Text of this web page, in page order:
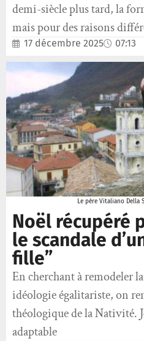
demi-siècle plus tard, la
mais pour des raisons
17 décembre 2025 07:13
Le père Vitaliano Della
Noël récupéré
le scandale
fille”
En cherchant à remodeler
idéologie égalitariste, on
théologique de la Nativité.
adaptable